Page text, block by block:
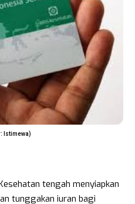
Istimewa)
tengah menyiapkan
tunggakan iuran bagi